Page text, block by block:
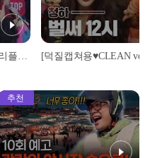
[덕질캡쳐용♥CLEAN ver.] 워너원 트리플포지션 - 캥거루 (Wanna One - Kangaroo)
추천